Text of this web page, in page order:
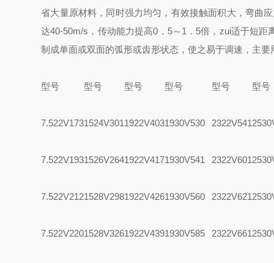
省大量原材料，同时强力均匀，有效接触面积大，弯曲
达40-50m/s，传动能力提高0．5～1．5倍，zui适于短
制成单面或双面的弧形或齿形状态，使之易于调速，主
型号 型号 型号 型号 型号 型号
7.522V1731524V3011922V4031930V530 2322V541
7.522V1931526V2641922V4171930V541 2322V601
7.522V2121528V2981922V4261930V560 2322V621
7.522V2201528V3261922V4391930V585 2322V661